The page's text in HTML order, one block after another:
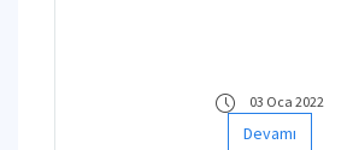
03 Oca 2022
Devamı